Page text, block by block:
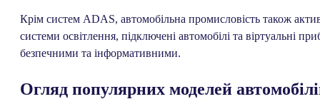
Крім систем ADAS, автомобільна промисловість також
системи освітлення, підключені автомобілі та віртуальні
безпечними та інформативними.
Огляд популярних моделей